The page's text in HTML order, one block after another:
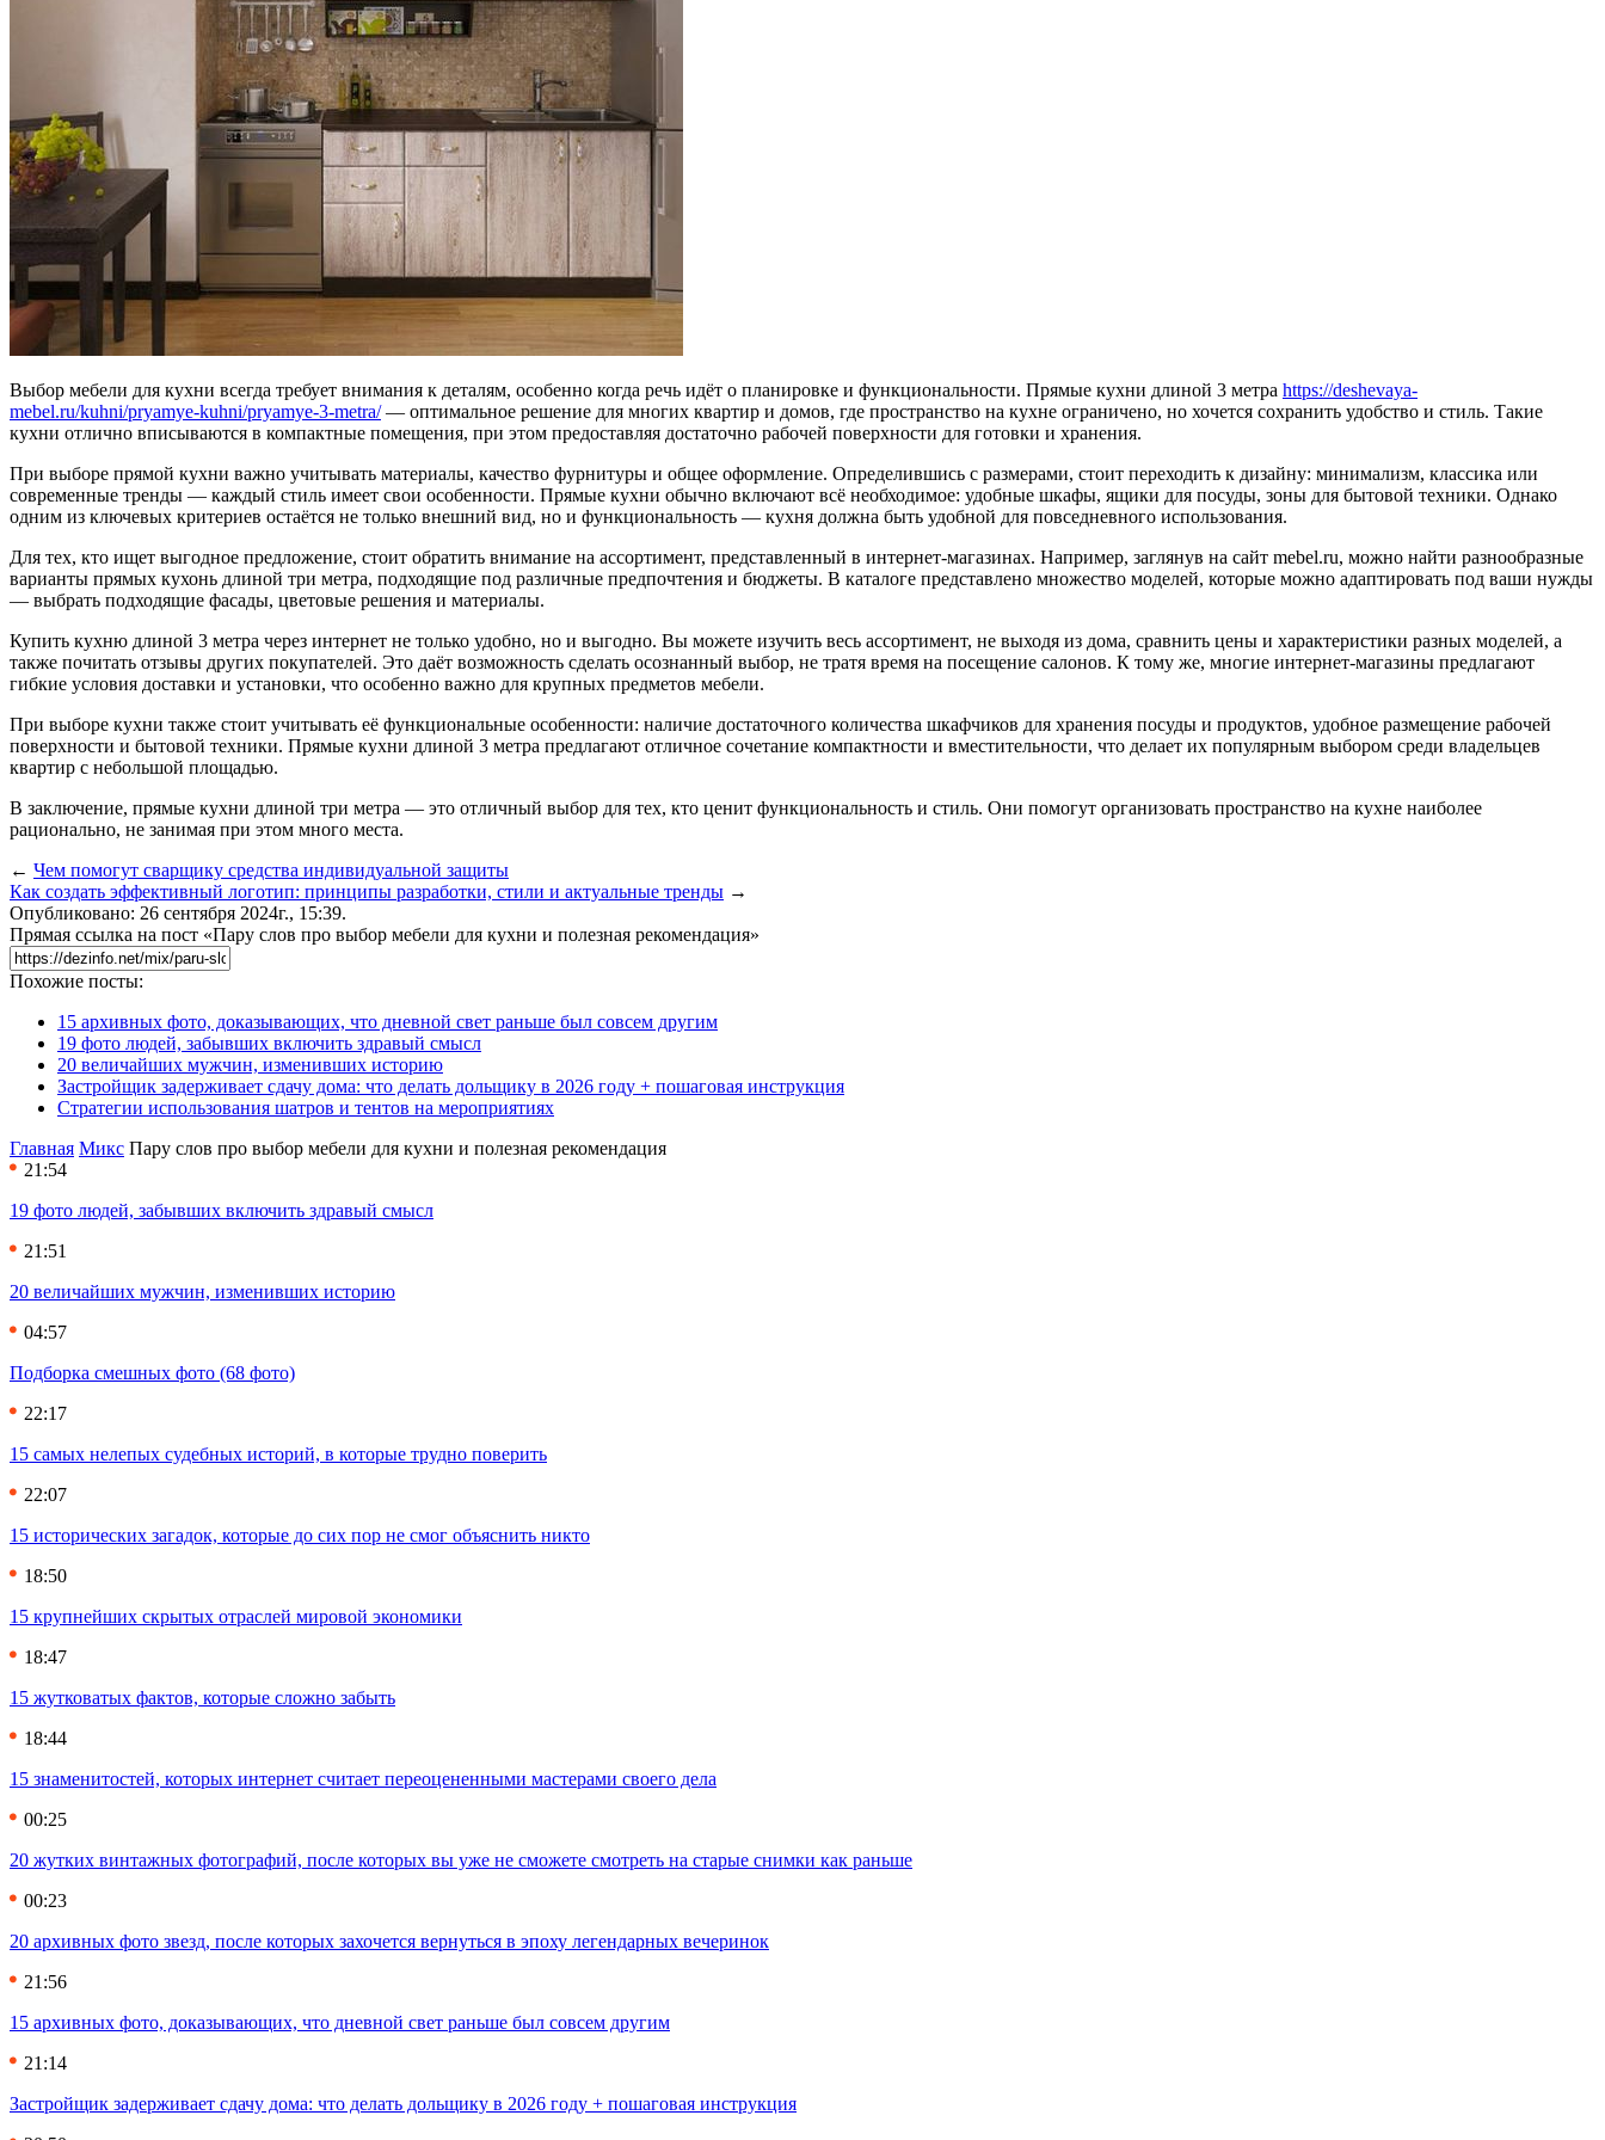
Выбор мебели для кухни всегда требует внимания к деталям, особенно когда речь идёт о планировке и функциональности. Прямые кухни длиной 3 метра https://deshevaya-
mebel.ru/kuhni/pryamye-kuhni/pryamye-3-metra/— оптимальное решение для многих квартир и домов, где пространство на кухне ограничено, но хочется сохранить удобство и стиль. Такие
кухни отлично вписываются в компактные помещения, при этом предоставляя достаточно рабочей поверхности для готовки и хранения.
При выборе прямой кухни важно учитывать материалы, качество фурнитуры и общее оформление. Определившись с размерами, стоит переходить к дизайну: минимализм, классика или
современные тренды — каждый стиль имеет свои особенности. Прямые кухни обычно включают всё необходимое: удобные шкафы, ящики для посуды, зоны для бытовой техники. Однако
одним из ключевых критериев остаётся не только внешний вид, но и функциональность — кухня должна быть удобной для повседневного использования.
Для тех, кто ищет выгодное предложение, стоит обратить внимание на ассортимент, представленный в интернет-магазинах. Например, заглянув на сайт mebel.ru, можно найти разнообразные
варианты прямых кухонь длиной три метра, подходящие под различные предпочтения и бюджеты. В каталоге представлено множество моделей, которые можно адаптировать под ваши нужды
— выбрать подходящие фасады, цветовые решения и материалы.
Купить кухню длиной 3 метра через интернет не только удобно, но и выгодно. Вы можете изучить весь ассортимент, не выходя из дома, сравнить цены и характеристики разных моделей, а
также почитать отзывы других покупателей. Это даёт возможность сделать осознанный выбор, не тратя время на посещение салонов. К тому же, многие интернет-магазины предлагают
гибкие условия доставки и установки, что особенно важно для крупных предметов мебели.
При выборе кухни также стоит учитывать её функциональные особенности: наличие достаточного количества шкафчиков для хранения посуды и продуктов, удобное размещение рабочей
поверхности и бытовой техники. Прямые кухни длиной 3 метра предлагают отличное сочетание компактности и вместительности, что делает их популярным выбором среди владельцев
квартир с небольшой площадью.
В заключение, прямые кухни длиной три метра — это отличный выбор для тех, кто ценит функциональность и стиль. Они помогут организовать пространство на кухне наиболее
рационально, не занимая при этом много места.
← Чем помогут сварщику средства индивидуальной защиты
Как создать эффективный логотип: принципы разработки, стили и актуальные тренды →
Опубликовано: 26 сентября 2024г., 15:39.
Прямая ссылка на пост «Пару слов про выбор мебели для кухни и полезная рекомендация»
Похожие посты:
15 архивных фото, доказывающих, что дневной свет раньше был совсем другим
19 фото людей, забывших включить здравый смысл
20 величайших мужчин, изменивших историю
Застройщик задерживает сдачу дома: что делать дольщику в 2026 году + пошаговая инструкция
Стратегии использования шатров и тентов на мероприятиях
Главная Микс Пару слов про выбор мебели для кухни и полезная рекомендация
21:54
19 фото людей, забывших включить здравый смысл
21:51
20 величайших мужчин, изменивших историю
04:57
Подборка смешных фото (68 фото)
22:17
15 самых нелепых судебных историй, в которые трудно поверить
22:07
15 исторических загадок, которые до сих пор не смог объяснить никто
18:50
15 крупнейших скрытых отраслей мировой экономики
18:47
15 жутковатых фактов, которые сложно забыть
18:44
15 знаменитостей, которых интернет считает переоцененными мастерами своего дела
00:25
20 жутких винтажных фотографий, после которых вы уже не сможете смотреть на старые снимки как раньше
00:23
20 архивных фото звезд, после которых захочется вернуться в эпоху легендарных вечеринок
21:56
15 архивных фото, доказывающих, что дневной свет раньше был совсем другим
21:14
Застройщик задерживает сдачу дома: что делать дольщику в 2026 году + пошаговая инструкция